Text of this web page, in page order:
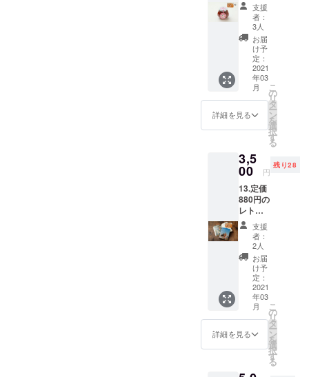
語を勉強し
始め、その
年に初めて
サンクトペ
テルブルク
とキエフへ
旅行しまし
た。大人に
なってから
はなかなか
難しく、で
もロシア語
を通じてロ
シア人の暮
らしぶりに
興味を持
ち、2014年
切ってモス
クワ大学に
三か月間語
2021年
6月30
日、引
換番号
付き）
２枚と
キエ
フ・ド
リンク
券1枚
(使用期
日）を
お送り
す。プ
ロジェ
クト終
了２ヶ
月後、
レトル
トは出
来上が
り次
第、送
料込み
でお届
す。 お
名前、
フ・ド
リンク
券1枚
内容：
オリジ
ナルマ
リョー
シカ手
ぬぐい
（ブ
ストロ
ガノフ
のレト
ルト引
換券
（有効
期限：
2021年
6月30
日、引
換番号
付き）
２枚と
キエ
フ・ド
リンク
券1枚
換券２
枚＋ブ
ルガリ
アの薔
薇ジャ
ム（ロ
シアン
ティー
用）＋
キエ
フ・ド
リンク
内容：
ロシア
ン
ティー
に欠か
せない
ブルガ
リア産
バラ
ジャム
１個と
ビーフ
ストロ
ガノフ
のレト
ルト引
換券
支援
者：
3人
お届
け予
定：
2021
年03
月
詳細を見る
こ
の
リ
タ
ー
ン
を
選
択
す
る
3,5
00 円
残り28
13.定価
880円の
レトル
ト引換
券２枚
＋『５
０歳か
らの海
外留学
のすす
め 〜
私のモ
スクワ
日
記〜』
（加藤
支援
者：
2人
お届
け予
定：
2021
年03
月
詳細を見る
こ
の
リ
タ
ー
ン
を
選
択
す
る